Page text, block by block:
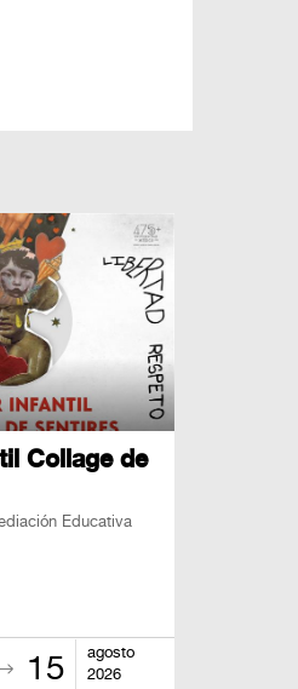
Collage de
Educativa
15
agosto
2026